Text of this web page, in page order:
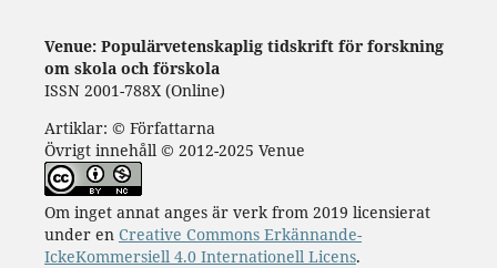
Venue: Populärvetenskaplig tidskrift för forskning
om skola och förskola
ISSN 2001-788X (Online)
Artiklar: © Författarna
Övrigt innehåll © 2012-2025 Venue
Om inget annat anges är verk from 2019 licensierat
under en Creative Commons Erkännande-
IckeKommersiell 4.0 Internationell Licens.